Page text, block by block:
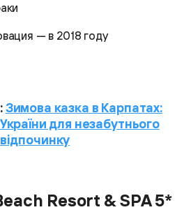
— в 2018 году
Зимова казка в Карпатах:
для незабутнього
відпочинку
Resort & SPA 5*